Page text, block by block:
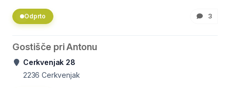
Odprto 3
Gostišče pri Antonu
Cerkvenjak 28
2236 Cerkvenjak